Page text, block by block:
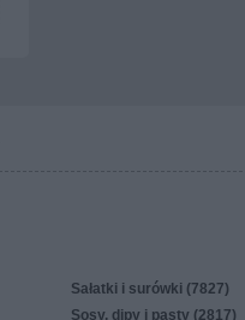
Sałatki i surówki (7827)
Sosy, dipy i pasty (2817)